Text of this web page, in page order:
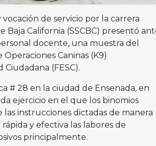
de servicio por la carrera
California (SSCBC) presentó
docente, una muestra del
Caninas (K9)
(FESC).
# 28 en la ciudad de Ensenada, en
ejercicio en el que los binomios
instrucciones dictadas de manera
y efectiva las labores de
principalmente.